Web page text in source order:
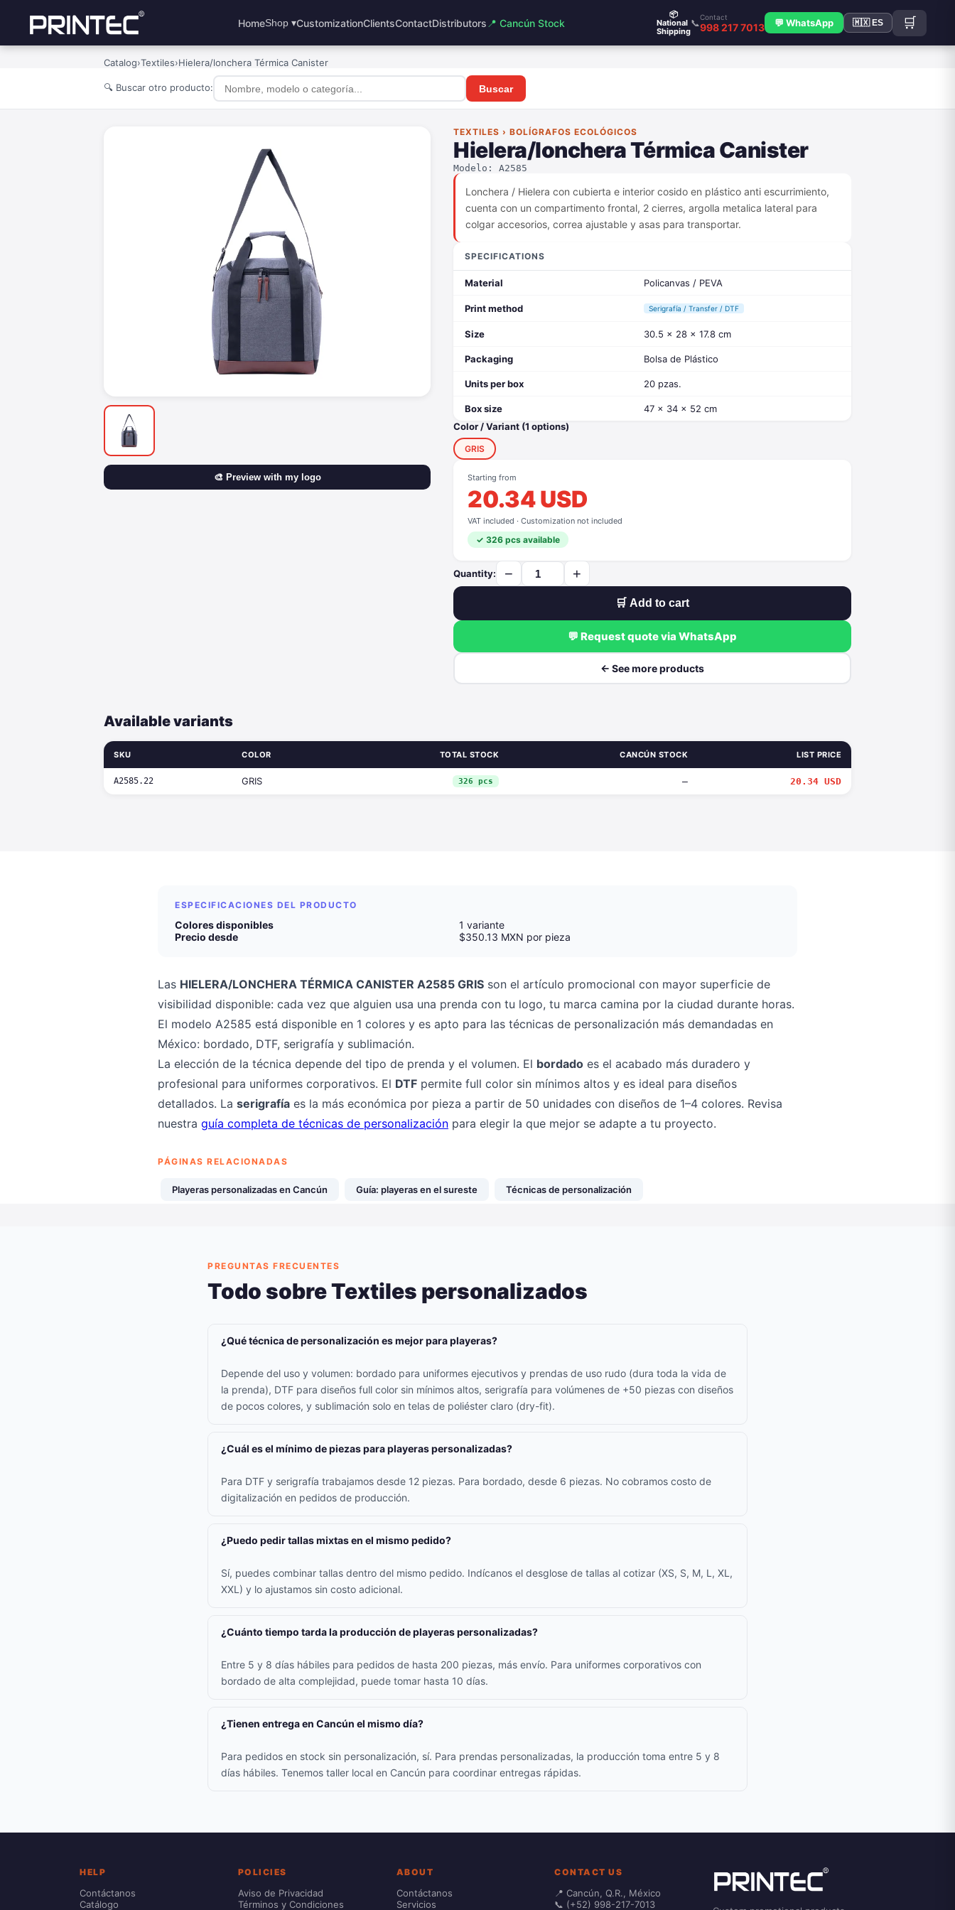
HomeShop ▾CustomizationClientsContactDistributors 📍 Cancún Stock
📦
National
Shipping
📞
Contact
998 217 7013 💬 WhatsApp 🇲🇽 ES 🛒
Catalog›Textiles›Hielera/lonchera Térmica Canister
🔍 Buscar otro producto: Buscar
🎨 Preview with my logo
TEXTILES › BOLÍGRAFOS ECOLÓGICOS
Hielera/lonchera Térmica Canister
Modelo: A2585
Lonchera / Hielera con cubierta e interior cosido en plástico anti escurrimiento,
cuenta con un compartimento frontal, 2 cierres, argolla metalica lateral para
colgar accesorios, correa ajustable y asas para transportar.
SPECIFICATIONS
Material Policanvas / PEVA
Print method Serigrafía / Transfer / DTF
Size 30.5 x 28 x 17.8 cm
Packaging Bolsa de Plástico
Units per box 20 pzas.
Box size
47 x 34 x 52 cm
Color / Variant (1 options)
GRIS
Starting from
20.34 USD
VAT included · Customization not included
✓ 326 pcs available
Quantity: − +
🛒 Add to cart
💬 Request quote via WhatsApp
← See more products
Available variants
SKU COLOR TOTAL STOCK CANCÚN STOCK LIST PRICE
A2585.22 GRIS 326 pcs — 20.34 USD
ESPECIFICACIONES DEL PRODUCTO
Colores disponibles
1 variante
Precio desde
$350.13 MXN por pieza
Las HIELERA/LONCHERA TÉRMICA CANISTER A2585 GRIS son el artículo promocional con mayor superficie de
visibilidad disponible: cada vez que alguien usa una prenda con tu logo, tu marca camina por la ciudad durante horas.
El modelo A2585 está disponible en 1 colores y es apto para las técnicas de personalización más demandadas en
México: bordado, DTF, serigrafía y sublimación.
La elección de la técnica depende del tipo de prenda y el volumen. El bordado es el acabado más duradero y
profesional para uniformes corporativos. El DTF permite full color sin mínimos altos y es ideal para diseños
detallados. La serigrafía es la más económica por pieza a partir de 50 unidades con diseños de 1–4 colores. Revisa
nuestra guía completa de técnicas de personalización para elegir la que mejor se adapte a tu proyecto.
PÁGINAS RELACIONADAS
Playeras personalizadas en Cancún Guía: playeras en el sureste Técnicas de personalización
PREGUNTAS FRECUENTES
Todo sobre Textiles personalizados
¿Qué técnica de personalización es mejor para playeras?
Depende del uso y volumen: bordado para uniformes ejecutivos y prendas de uso rudo (dura toda la vida de
la prenda), DTF para diseños full color sin mínimos altos, serigrafía para volúmenes de +50 piezas con diseños
de pocos colores, y sublimación solo en telas de poliéster claro (dry-fit).
¿Cuál es el mínimo de piezas para playeras personalizadas?
Para DTF y serigrafía trabajamos desde 12 piezas. Para bordado, desde 6 piezas. No cobramos costo de
digitalización en pedidos de producción.
¿Puedo pedir tallas mixtas en el mismo pedido?
Sí, puedes combinar tallas dentro del mismo pedido. Indícanos el desglose de tallas al cotizar (XS, S, M, L, XL,
XXL) y lo ajustamos sin costo adicional.
¿Cuánto tiempo tarda la producción de playeras personalizadas?
Entre 5 y 8 días hábiles para pedidos de hasta 200 piezas, más envío. Para uniformes corporativos con
bordado de alta complejidad, puede tomar hasta 10 días.
¿Tienen entrega en Cancún el mismo día?
Para pedidos en stock sin personalización, sí. Para prendas personalizadas, la producción toma entre 5 y 8
días hábiles. Tenemos taller local en Cancún para coordinar entregas rápidas.
HELP
Contáctanos
Catálogo
POLICIES
Aviso de Privacidad
Términos y Condiciones
ABOUT
Contáctanos
Servicios
CONTACT US
📍 Cancún, Q.R., México
📞 (+52) 998-217-7013